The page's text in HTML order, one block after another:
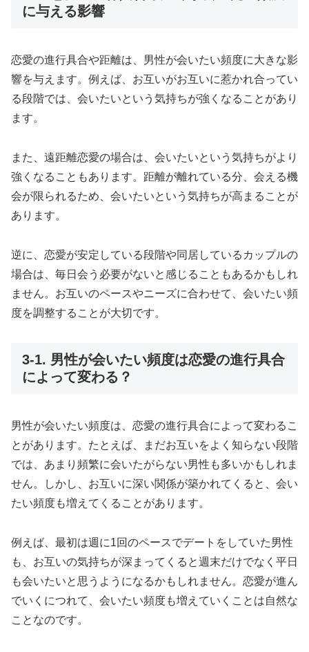
に与える影響
恋愛の進行具合や距離は、男性が会いたい頻度に大きな影
響を与えます。例えば、お互いがお互いに惹かれ合ってい
る段階では、会いたいという気持ちが強くなることがあり
ます。
また、遠距離恋愛の場合は、会いたいという気持ちがより
強くなることもあります。距離が離れている分、会える機
会が限られるため、会いたいという気持ちが高まることが
あります。
逆に、恋愛が安定している段階や同居しているカップルの
場合は、毎日会う必要がないと感じることもあるかもしれ
ません。お互いのペースやニーズに合わせて、会いたい頻
度を調整することが大切です。
3-1. 男性が会いたい頻度は恋愛の進行具合
によって変わる？
男性が会いたい頻度は、恋愛の進行具合によって変わるこ
とがあります。たとえば、まだお互いをよく知らない段階
では、あまり頻繁に会いたがらない男性も多いかもしれま
せん。しかし、お互いに深い関係が築かれてくると、会い
たい頻度も増えてくることがあります。
例えば、最初は週に1回のペースでデートをしていた男性
も、お互いの気持ちが深まってくると週末だけでなく平日
も会いたいと思うようになるかもしれません。恋愛が進ん
でいくにつれて、会いたい頻度も増えていくことは自然な
ことなのです。